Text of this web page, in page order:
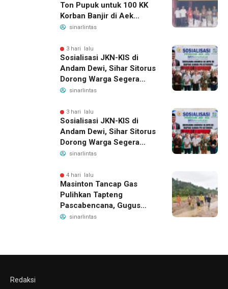
Ton Pupuk untuk 100 KK
Korban Banjir di Aek
Horsik
sinarlintas
3 hari lalu
Sosialisasi JKN-KIS di
Andam Dewi, Sihar Sitorus
Dorong Warga Segera
Daftar BPJS Kesehatan
sinarlintas
3 hari lalu
Sosialisasi JKN-KIS di
Andam Dewi, Sihar Sitorus
Dorong Warga Segera
Daftar BPJS Kesehatan
sinarlintas
4 hari lalu
Masinton Tancap Gas
Pulihkan Tapteng
Pascabencana, Gugus
Tugas SAHATA SAOLOAN
sinarlintas
Redaksi